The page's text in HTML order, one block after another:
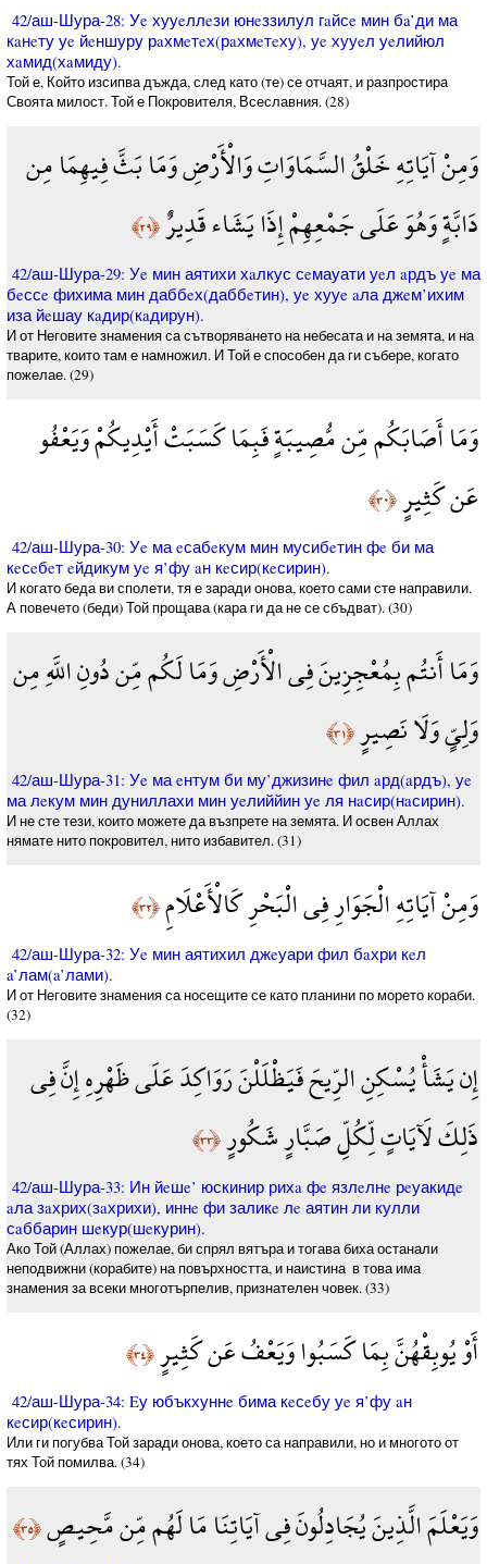
42/аш-Шура-28: Уe хууeллeзи юнeззилул гaйсe мин бa’ди ма
кaнeту уe йeншуру рaхмeтeх(рaхмeтeху), уe хууeл уeлийюл
хaмид(хaмиду).
Той е, Който изсипва дъжда, след като (те) се отчаят, и разпростира
Своята милост. Той е Покровителя, Всеславния. (28)
وَمِنْ آيَاتِهِ خَلْقُ السَّمَاوَاتِ وَالْأَرْضِ وَمَا بَثَّ فِيهِمَا مِن
دَابَّةٍ وَهُوَ عَلَى جَمْعِهِمْ إِذَا يَشَاء قَدِيرٌ﴿٢٩﴾
42/аш-Шура-29: Уe мин аятихи хaлкус сeмауати уeл aрдъ уe ма
бeссe фихима мин даббeх(даббeтин), уe хууe aла джeм’ихим
иза йeшау кaдир(кaдирун).
И от Неговите знамения са сътворяването на небесата и на земята, и на
тварите, които там е намножил. И Той е способен да ги събере, когато
пожелае. (29)
وَمَا أَصَابَكُم مِّن مُّصِيبَةٍ فَبِمَا كَسَبَتْ أَيْدِيكُمْ وَيَعْفُو
عَن كَثِيرٍ﴿٣٠﴾
42/аш-Шура-30: Уe ма eсабeкум мин мусибeтин фe би ма
кeсeбeт eйдикум уe я’фу aн кeсир(кeсирин).
И когато беда ви сполети, тя е заради онова, което сами сте направили.
А повечето (беди) Той прощава (кара ги да не се сбъдват). (30)
وَمَا أَنتُم بِمُعْجِزِينَ فِي الْأَرْضِ وَمَا لَكُم مِّن دُونِ اللَّهِ مِن
وَلِيٍّ وَلَا نَصِيرٍ﴿٣١﴾
42/аш-Шура-31: Уe ма eнтум би му’джизинe фил aрд(aрдъ), уe
ма лeкум мин дуниллахи мин уeлиййин уe ля нaсир(нaсирин).
И не сте тези, които можете да възпрете на земята. И освен Аллах
нямате нито покровител, нито избавител. (31)
وَمِنْ آيَاتِهِ الْجَوَارِ فِي الْبَحْرِ كَالْأَعْلَامِ﴿٣٢﴾
42/аш-Шура-32: Уe мин аятихил джeуари фил бaхри кeл
a’лам(a’лами).
И от Неговите знамения са носещите се като планини по морето кораби.
(32)
إِن يَشَأْ يُسْكِنِ الرِّيحَ فَيَظْلَلْنَ رَوَاكِدَ عَلَى ظَهْرِهِ إِنَّ فِي
ذَلِكَ لَآيَاتٍ لِّكُلِّ صَبَّارٍ شَكُورٍ﴿٣٣﴾
42/аш-Шура-33: Ин йeшe’ юскинир рихa фe язлeлнe рeуакидe
aла зaхрих(зaхрихи), иннe фи заликe лe аятин ли кулли
сaббарин шeкур(шeкурин).
Ако Той (Аллах) пожелае, би спрял вятъра и тогава биха останали
неподвижни (корабите) на повърхността, и наистина ­ в това има
знамения за всеки многотърпелив, признателен човек. (33)
أَوْ يُوبِقْهُنَّ بِمَا كَسَبُوا وَيَعْفُ عَن كَثِيرٍ﴿٣٤﴾
42/аш-Шура-34: Eу юбъкхуннe бима кeсeбу уe я’фу aн
кeсир(кeсирин).
Или ги погубва Той заради онова, което са направили, но и многото от
тях Той помилва. (34)
وَيَعْلَمَ الَّذِينَ يُجَادِلُونَ فِي آيَاتِنَا مَا لَهُم مِّن مَّحِيصٍ﴿٣٥﴾